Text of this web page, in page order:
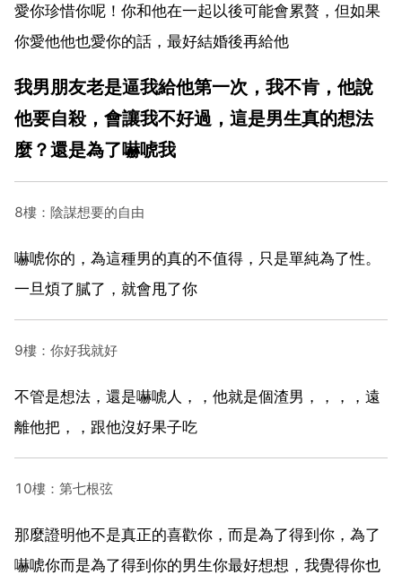
愛你珍惜你呢！你和他在一起以後可能會累贅，但如果
你愛他他也愛你的話，最好結婚後再給他
我男朋友老是逼我給他第一次，我不肯，他說
他要自殺，會讓我不好過，這是男生真的想法
麼？還是為了嚇唬我
8樓：陰謀想要的自由
嚇唬你的，為這種男的真的不值得，只是單純為了性。
一旦煩了膩了，就會甩了你
9樓：你好我就好
不管是想法，還是嚇唬人，，他就是個渣男，，，，遠
離他把，，跟他沒好果子吃
10樓：第七根弦
那麼證明他不是真正的喜歡你，而是為了得到你，為了
嚇唬你而是為了得到你的男生你最好想想，我覺得你也